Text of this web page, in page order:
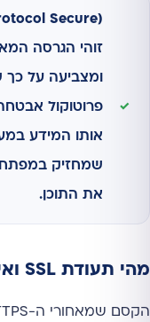
Secure):
ומצביעה על
פרוטוקול
אותו המידע
שמחזיק במפתח
את התוכן.
מהי תעודת SSL ואיך היא עובדת?